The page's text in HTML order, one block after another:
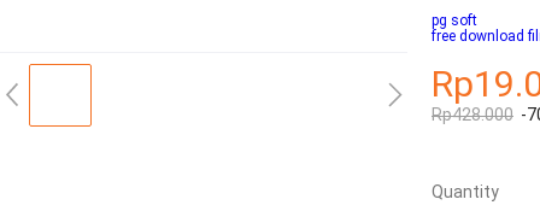
pg soft
free download
Rp428.000 -
Quantity